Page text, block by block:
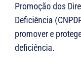
Promoção dos
Deficiência
promover e
deficiência.